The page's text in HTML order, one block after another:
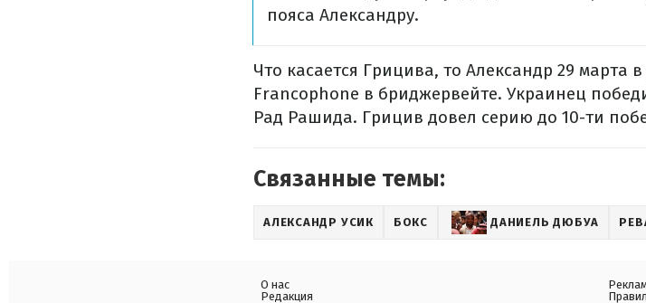
пояса Александру.
Что касается Грицива, то Александр 29 марта
Francophone в бриджервейте. Украинец
Рад Рашида. Грицив довел серию до 10-ти
Связанные темы:
АЛЕКСАНДР УСИК БОКС ДАНИЕЛЬ ДЮБУА
О нас
Редакция